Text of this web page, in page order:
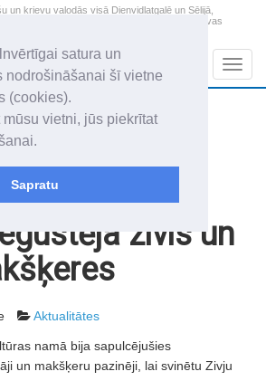
satura un
nodrošināšanai šī vietne
(cookies).
vietni, jūs piekrītat
Sapratu
un krievu valodās visā Dienvidlatgalē un Sēlijā,
aptver Daugavpils valstspilsētu, Augšdaugavas
+22.6
zivis un
Aktualitātes
namā bija sapulcējušies
un makšķeru pazinēji, lai svinētu Zivju